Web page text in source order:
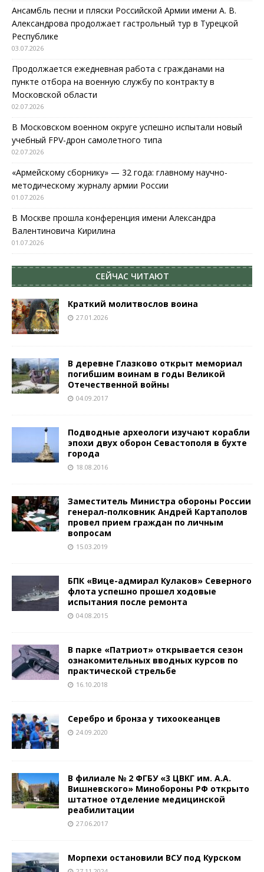
Ансамбль песни и пляски Российской Армии имени А. В.
Александрова продолжает гастрольный тур в Турецкой
Республике
03.07.2026
Продолжается ежедневная работа с гражданами на
пункте отбора на военную службу по контракту в
Московской области
02.07.2026
В Московском военном округе успешно испытали новый
учебный FPV-дрон самолетного типа
02.07.2026
«Армейскому сборнику» — 32 года: главному научно-
методическому журналу армии России
01.07.2026
В Москве прошла конференция имени Александра
Валентиновича Кирилина
01.07.2026
СЕЙЧАС ЧИТАЮТ
Краткий молитвослов воина
27.01.2026
В деревне Глазково открыт мемориал
погибшим воинам в годы Великой
Отечественной войны
04.09.2017
Подводные археологи изучают корабли
эпохи двух оборон Севастополя в бухте
города
18.08.2016
Заместитель Министра обороны России
генерал-полковник Андрей Картаполов
провел прием граждан по личным
вопросам
15.03.2019
БПК «Вице-адмирал Кулаков» Северного
флота успешно прошел ходовые
испытания после ремонта
04.08.2015
В парке «Патриот» открывается сезон
ознакомительных вводных курсов по
практической стрельбе
16.10.2018
Серебро и бронза у тихоокеанцев
24.09.2020
В филиале № 2 ФГБУ «3 ЦВКГ им. А.А.
Вишневского» Минобороны РФ открыто
штатное отделение медицинской
реабилитации
27.06.2017
Морпехи остановили ВСУ под Курском